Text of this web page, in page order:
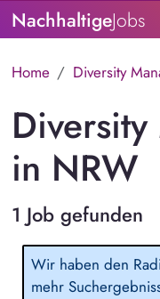
NachhaltigeJobs
Home Diversity
in NRW
1 Job gefunden
Wir haben den
mehr